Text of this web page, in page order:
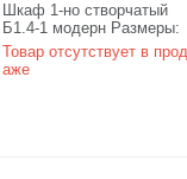
Шкаф 1-но створчатый
Б1.4-1 модерн Размеры:
710х500х2070 мм цвет
карамель/береза
Товар отсутствует в прод
аже